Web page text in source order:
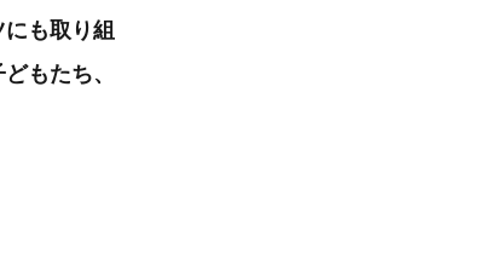
も取り組
もたち、